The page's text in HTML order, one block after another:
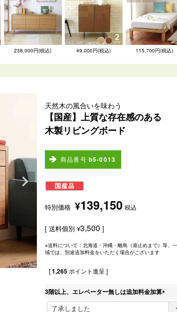
238,000円(税込) 49,000円(税込) 115,700円(税込)
天然木の風合いを味わう
【国産】上質な存在感のある
木製リビングボード
商品番号 b5-0013
特別価格 ¥139,150 税込
送料個別 ¥3,500
※送料について：北海道・沖縄・離島（港止めまで）等、
域では、別途追加料金をいただく場合がございます
[1,265 ポイント進呈 ]
3階以上、エレベーター無しは追加料金加算
(